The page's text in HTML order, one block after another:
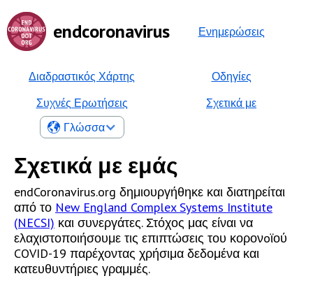
endcoronavirus Ενημερώσεις
Διαδραστικός Χάρτης
Οδηγίες
Συχνές Ερωτήσεις
Σχετικά με
Γλώσσα
Σχετικά με εμάς
endCoronavirus.org δημιουργήθηκε και διατηρείται
από το New England Complex Systems Institute
(NECSI) και συνεργάτες. Στόχος μας είναι να
ελαχιστοποιήσουμε τις επιπτώσεις του κορονoϊού
COVID-19 παρέχοντας χρήσιμα δεδομένα και
κατευθυντήριες γραμμές.